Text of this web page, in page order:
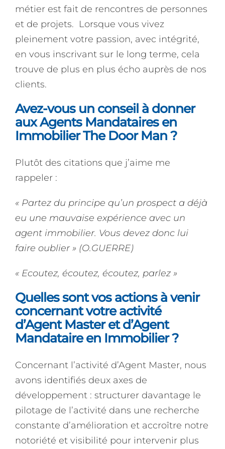
métier est fait de rencontres de personnes
et de projets. Lorsque vous vivez
pleinement votre passion, avec intégrité,
en vous inscrivant sur le long terme, cela
trouve de plus en plus écho auprès de nos
clients.
Avez-vous un conseil à donner
aux Agents Mandataires en
Immobilier The Door Man ?
Plutôt des citations que j’aime me
rappeler :
« Partez du principe qu’un prospect a déjà
eu une mauvaise expérience avec un
agent immobilier. Vous devez donc lui
faire oublier » (O.GUERRE)
« Ecoutez, écoutez, écoutez, parlez »
Quelles sont vos actions à venir
concernant votre activité
d’Agent Master et d’Agent
Mandataire en Immobilier ?
Concernant l’activité d’Agent Master, nous
avons identifiés deux axes de
développement : structurer davantage le
pilotage de l’activité dans une recherche
constante d’amélioration et accroître notre
notoriété et visibilité pour intervenir plus